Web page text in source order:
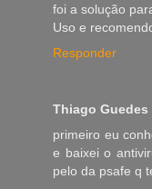
foi a solução
Uso e
Responder
Thiago Guedes
primeiro eu
e baixei o
pelo da psafe q